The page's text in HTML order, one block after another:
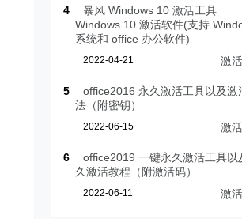
4
暴风 Windows 10 激活工具
Windows 10 激活软件(支持
系统和 office 办公软件)
2022-04-21 激
5
office2016 永久激活工具以及激
法（附密钥）
2022-06-15 激
6
office2019 一键永久激活工具以
久激活教程（附激活码）
2022-06-11 激